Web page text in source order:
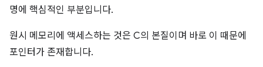
명에 핵심적인 부분입니다.
원시 메모리에 액세스하는 것은 C의 본질이며 바로 이 때문에
포인터가 존재합니다.